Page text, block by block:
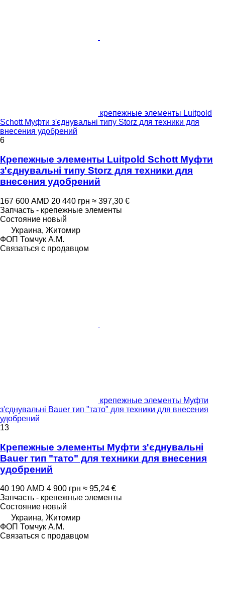
крепежные элементы Luitpold
Schott Муфти з'єднувальні типу Storz для техники для
внесения удобрений
6
Крепежные элементы Luitpold Schott Муфти
з'єднувальні типу Storz для техники для
внесения удобрений
167 600 AMD 20 440 грн ≈ 397,30 €
Запчасть - крепежные элементы
Состояние новый
Украина, Житомир
ФОП Томчук А.М.
Связаться с продавцом
крепежные элементы Муфти
з'єднувальні Bauer тип "тато" для техники для внесения
удобрений
13
Крепежные элементы Муфти з'єднувальні
Bauer тип "тато" для техники для внесения
удобрений
40 190 AMD 4 900 грн ≈ 95,24 €
Запчасть - крепежные элементы
Состояние новый
Украина, Житомир
ФОП Томчук А.М.
Связаться с продавцом